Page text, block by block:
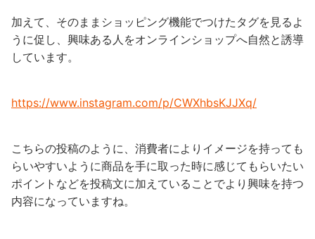
加えて、そのままショッピング機能でつけたタグを見るよ
うに促し、興味ある人をオンラインショップへ自然と誘導
しています。
https://www.instagram.com/p/CWXhbsKJJXq/
こちらの投稿のように、消費者によりイメージを持っても
らいやすいように商品を手に取った時に感じてもらいたい
ポイントなどを投稿文に加えていることでより興味を持つ
内容になっていますね。